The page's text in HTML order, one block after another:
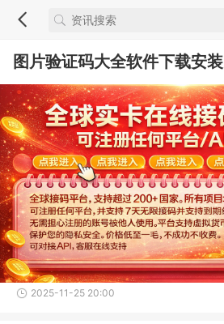
图片验证码大全软件下载安装
2025-11-25 20:00